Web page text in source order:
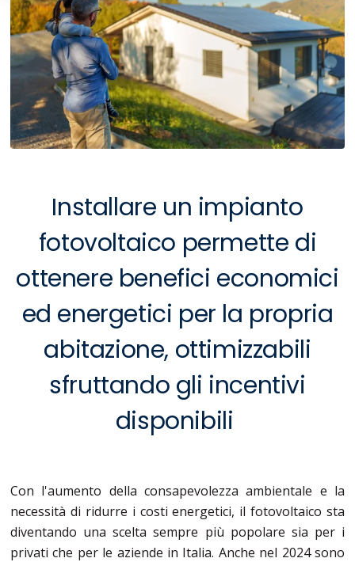
Installare un impianto
fotovoltaico permette di
ottenere benefici economici
ed energetici per la propria
abitazione, ottimizzabili
sfruttando gli incentivi
disponibili
Con l'aumento della consapevolezza ambientale e la
necessità di ridurre i costi energetici, il fotovoltaico sta
diventando una scelta sempre più popolare sia per i
privati che per le aziende in Italia. Anche nel 2024 sono